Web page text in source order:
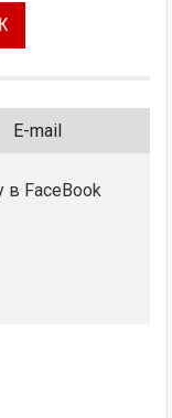
E-mail
в FaceBook